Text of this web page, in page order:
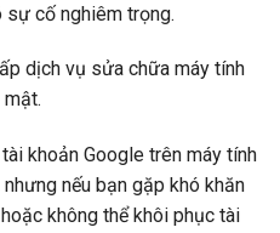
sự cố nghiêm trọng.
dịch vụ sửa chữa máy tính
mật.
khoản Google trên máy tính
nếu bạn gặp khó khăn
không thể khôi phục tài